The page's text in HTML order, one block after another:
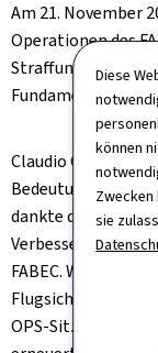
Diese
können
sie
Am 21. November
Operationen des
Straffung
Fundamente für
Claudio Clori, der
Bedeutung der
dankte dem SC
Verbesserung der
FABEC. Während
OPS-Sitzung vor